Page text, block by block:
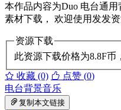
本作品内容为Duo 电台通
素材下载， 欢迎使用发发资
资源下载
此资源下载价格为8.8F币
收藏 (0)
点赞 (0)
电台背景音乐
复制本文链接